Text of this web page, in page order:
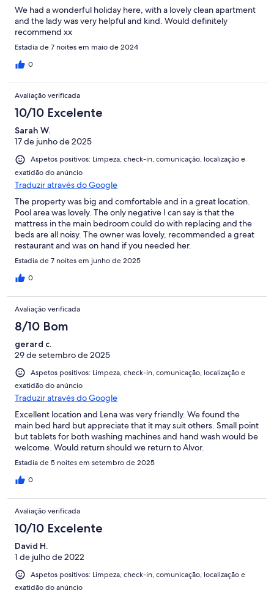
We had a wonderful holiday here, with a lovely clean apartment
and the lady was very helpful and kind. Would definitely
recommend xx
Estadia de 7 noites em maio de 2024
0
Avaliação verificada
10/10 Excelente
Sarah W.
17 de junho de 2025
Aspetos positivos: Limpeza, check-in, comunicação, localização e
exatidão do anúncio
Traduzir através do Google
The property was big and comfortable and in a great location.
Pool area was lovely. The only negative I can say is that the
mattress in the main bedroom could do with replacing and the
beds are all noisy. The owner was lovely, recommended a great
restaurant and was on hand if you needed her.
Estadia de 7 noites em junho de 2025
0
Avaliação verificada
8/10 Bom
gerard c.
29 de setembro de 2025
Aspetos positivos: Limpeza, check-in, comunicação, localização e
exatidão do anúncio
Traduzir através do Google
Excellent location and Lena was very friendly. We found the
main bed hard but appreciate that it may suit others. Small point
but tablets for both washing machines and hand wash would be
welcome. Would return should we return to Alvor.
Estadia de 5 noites em setembro de 2025
0
Avaliação verificada
10/10 Excelente
David H.
1 de julho de 2022
Aspetos positivos: Limpeza, check-in, comunicação, localização e
exatidão do anúncio